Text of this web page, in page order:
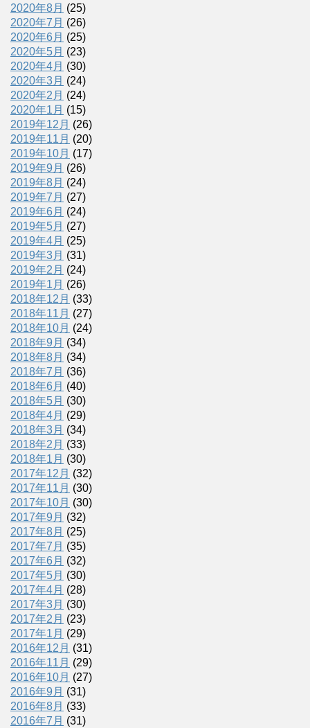
2020年8月 (25)
2020年7月 (26)
2020年6月 (25)
2020年5月 (23)
2020年4月 (30)
2020年3月 (24)
2020年2月 (24)
2020年1月 (15)
2019年12月 (26)
2019年11月 (20)
2019年10月 (17)
2019年9月 (26)
2019年8月 (24)
2019年7月 (27)
2019年6月 (24)
2019年5月 (27)
2019年4月 (25)
2019年3月 (31)
2019年2月 (24)
2019年1月 (26)
2018年12月 (33)
2018年11月 (27)
2018年10月 (24)
2018年9月 (34)
2018年8月 (34)
2018年7月 (36)
2018年6月 (40)
2018年5月 (30)
2018年4月 (29)
2018年3月 (34)
2018年2月 (33)
2018年1月 (30)
2017年12月 (32)
2017年11月 (30)
2017年10月 (30)
2017年9月 (32)
2017年8月 (25)
2017年7月 (35)
2017年6月 (32)
2017年5月 (30)
2017年4月 (28)
2017年3月 (30)
2017年2月 (23)
2017年1月 (29)
2016年12月 (31)
2016年11月 (29)
2016年10月 (27)
2016年9月 (31)
2016年8月 (33)
2016年7月 (31)